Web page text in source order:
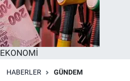
EKONOMİ
HABERLER GÜNDEM
EĞİTİM
MAGAZİN
ÖZEL HABER